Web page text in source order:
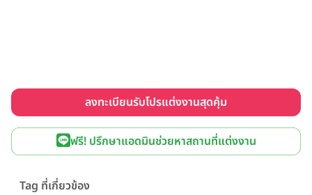
ลงทะเบียนรับโปรแต่งงานสุดคุ้ม
ฟรี! ปรึกษาแอดมินช่วยหาสถานที่แต่งงาน
Tag ที่เกี่ยวข้อง